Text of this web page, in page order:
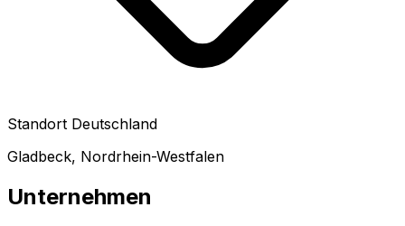
Standort Deutschland
Gladbeck, Nordrhein-Westfalen
Unternehmen